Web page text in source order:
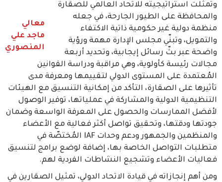
معالي
ماجد علي
المنصوري
وتمثّلت استراتيجيته للاتحاد العالمي للصقارة
والمحافظة على الطيور الجارحة، في جعله
منظمة دولية غير حكومية ذاتية الاكتفاء
والتمويل، وتبنّي مجلس الإدارة مهمة ورؤية
واضحة عبر بثّ رسائل إيجابية، وتحديد أربعة
مجالات رئيسة كأولوية، وهي مراقبة ودراسة القوانين
المُعتمدة على المستوى الدولي لتقييمها ومعرفة مدى
تأثيرها على الصقارة، التأكد من إمكانية التنسيق مع الهيئات
التنظيمية الدولية والمشاركة في عملياتها، توفير الوصول
لأفضل الممارسات والحصول على المعرفة الواسعة وضمان
جودتها ودقتها، وتحقيق تواصل أكثر فعالية مع الأعضاء
والمنظمين والجمهور ودعم وحدات IAF المُختصّة في
متطلبات التواصل الخاصة بها، إضافة لوضع برامج لتنسيق
فعاليات الأعضاء وتشجيع النشاطات الفردية لهم.
ومن أهم إنجازاته في قيادة الاتحاد الدولي، تمثيل الصقارين في